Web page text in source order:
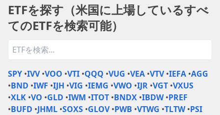
ETFを探す（米国に上場しているすべ
てのETFを検索可能）
SPY •IVV •VOO •VTI •QQQ •VUG •VEA •VTV •IEFA •AGG
•BND •IWF •IJH •VIG •IEMG •VWO •IJR •VGT •VXUS
•XLK •VO •GLD •IWM •ITOT •BNDX •IBDW •PREF
•BUFD •JHML •SOXS •GLOV •PWB •VTWG •TLTW •PSI